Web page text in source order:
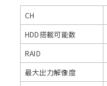
CH
HDD搭載可能数
RAID
最大出力解像度